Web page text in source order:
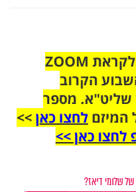
הצטרפו לקבוצת הוואטסאפ לקראת ZOOM
הקרוב
שליט"א. מספר
המיזם לחצו כאן>>
לחצו כאן >>
שלומי דיאז?